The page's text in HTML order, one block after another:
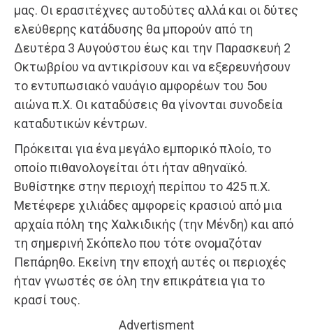
μας. Οι ερασιτέχνες αυτοδύτες αλλά και οι δύτες
ελεύθερης κατάδυσης θα μπορούν από τη
Δευτέρα 3 Αυγούστου έως και την Παρασκευή 2
Οκτωβρίου να αντικρίσουν και να εξερευνήσουν
το εντυπωσιακό ναυάγιο αμφορέων του 5ου
αιώνα π.Χ. Οι καταδύσεις θα γίνονται συνοδεία
καταδυτικών κέντρων.
Πρόκειται για ένα μεγάλο εμπορικό πλοίο, το
οποίο πιθανολογείται ότι ήταν αθηναϊκό.
Βυθίστηκε στην περιοχή περίπου το 425 π.Χ.
Μετέφερε χιλιάδες αμφορείς κρασιού από μια
αρχαία πόλη της Χαλκιδικής (την Μένδη) και από
τη σημερινή Σκόπελο που τότε ονομαζόταν
Πεπάρηθο. Εκείνη την εποχή αυτές οι περιοχές
ήταν γνωστές σε όλη την επικράτεια για το
κρασί τους.
Advertisment